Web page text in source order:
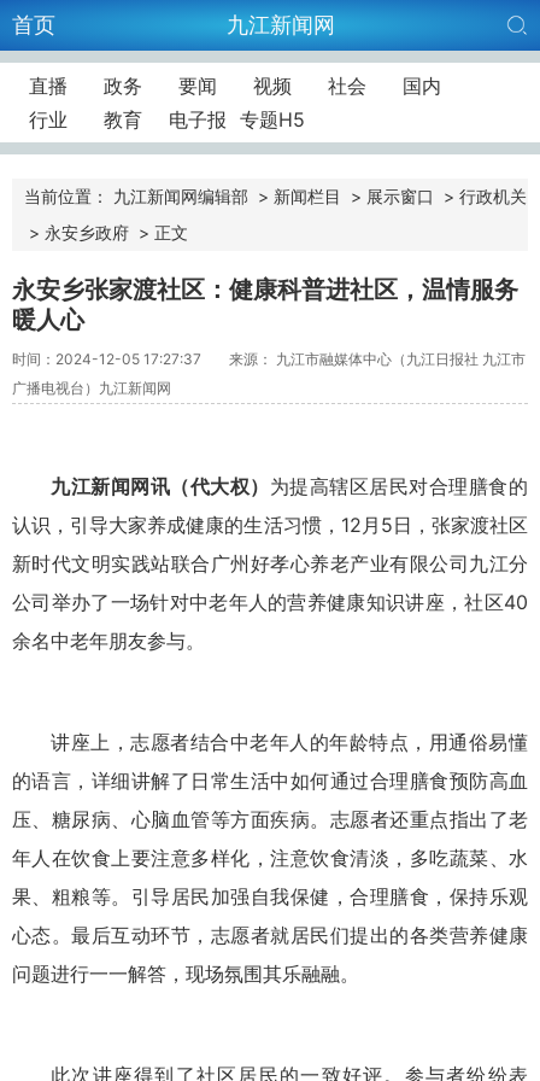
首页 九江新闻网
直播 政务 要闻 视频 社会
国内
行业
教育 电子报 专题H5
当前位置： 九江新闻网编辑部 > 新闻栏目 > 展示窗口 > 行政机关
> 永安乡政府 > 正文
永安乡张家渡社区：健康科普进社区，温情服务
暖人心
时间：2024-12-05 17:27:37
来源： 九江市融媒体中心（九江日报社 九江市
广播电视台）九江新闻网
九江新闻网讯 （代大权） 为提高辖区居民对合理膳食的
认识，引导大家养成健康的生活习惯，12月5日，张家渡社区
新时代文明实践站联合广州好孝心养老产业有限公司九江分
公司举办了一场针对中老年人的营养健康知识讲座，社区40
余名中老年朋友参与。
讲座上，志愿者结合中老年人的年龄特点，用通俗易懂
的语言，详细讲解了日常生活中如何通过合理膳食预防高血
压、糖尿病、心脑血管等方面疾病。志愿者还重点指出了老
年人在饮食上要注意多样化，注意饮食清淡，多吃蔬菜、水
果、粗粮等。引导居民加强自我保健，合理膳食，保持乐观
心态。最后互动环节，志愿者就居民们提出的各类营养健康
问题进行一一解答，现场氛围其乐融融。
此次讲座得到了社区居民的一致好评。参与者纷纷表